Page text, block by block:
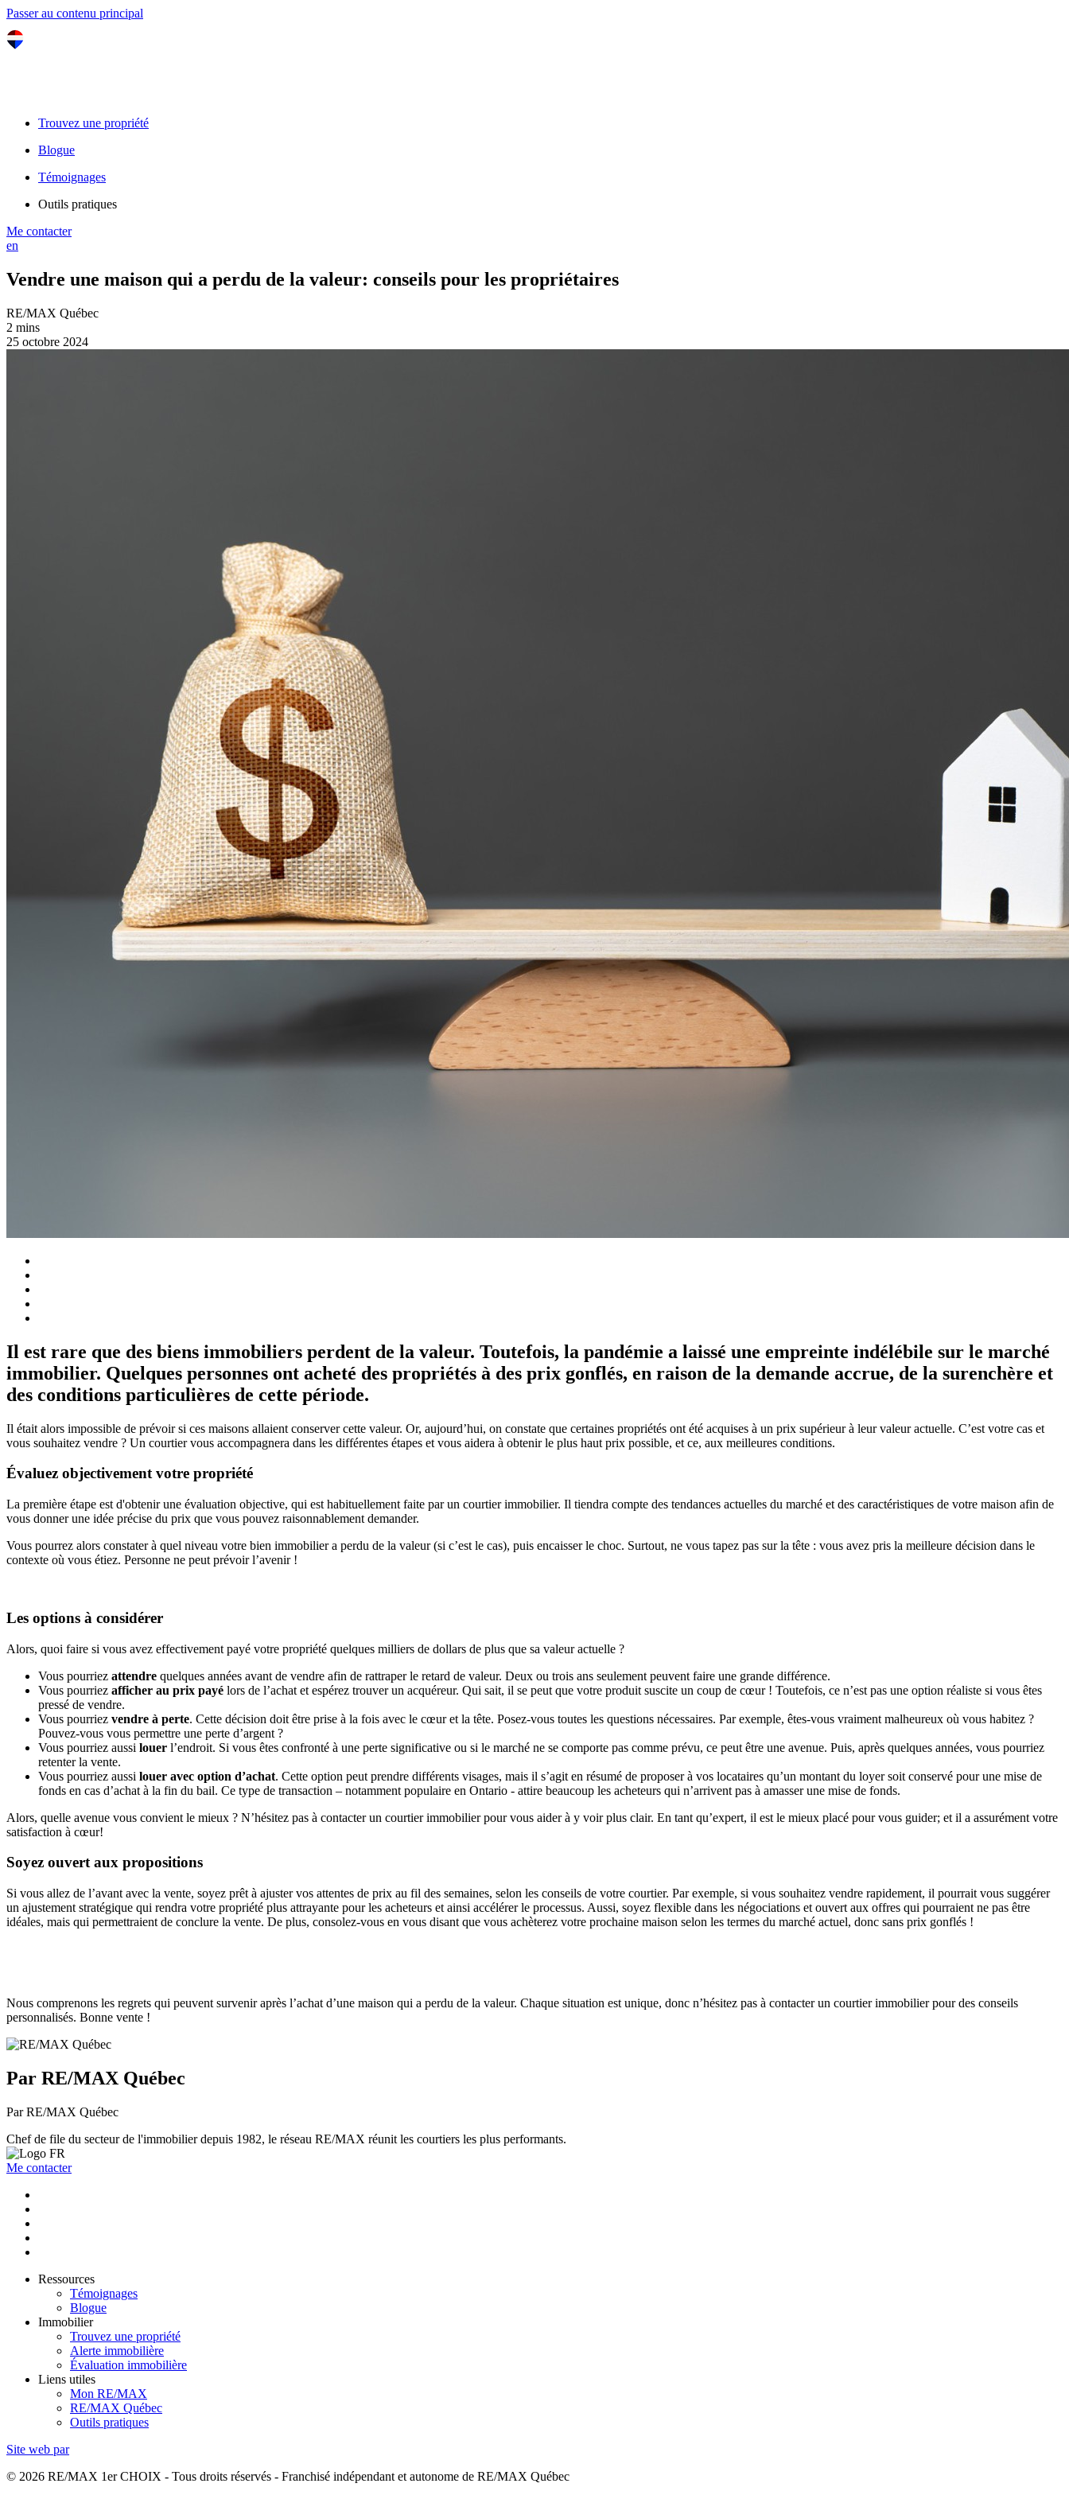
Passer au contenu principal
Trouvez une propriété
Blogue
Témoignages
Outils pratiques
Me contacter
en
Vendre une maison qui a perdu de la valeur: conseils pour les propriétaires
RE/MAX Québec
2 mins
25 octobre 2024
Il est rare que des biens immobiliers perdent de la valeur. Toutefois, la pandémie a laissé une empreinte indélébile sur le marché
immobilier. Quelques personnes ont acheté des propriétés à des prix gonflés, en raison de la demande accrue, de la surenchère et
des conditions particulières de cette période.
Il était alors impossible de prévoir si ces maisons allaient conserver cette valeur. Or, aujourd’hui, on constate que certaines propriétés ont été acquises à un prix supérieur à leur valeur actuelle. C’est votre cas et
vous souhaitez vendre ? Un courtier vous accompagnera dans les différentes étapes et vous aidera à obtenir le plus haut prix possible, et ce, aux meilleures conditions.
Évaluez objectivement votre propriété
La première étape est d'obtenir une évaluation objective, qui est habituellement faite par un courtier immobilier. Il tiendra compte des tendances actuelles du marché et des caractéristiques de votre maison afin de
vous donner une idée précise du prix que vous pouvez raisonnablement demander.
Vous pourrez alors constater à quel niveau votre bien immobilier a perdu de la valeur (si c’est le cas), puis encaisser le choc. Surtout, ne vous tapez pas sur la tête : vous avez pris la meilleure décision dans le
contexte où vous étiez. Personne ne peut prévoir l’avenir !
Les options à considérer
Alors, quoi faire si vous avez effectivement payé votre propriété quelques milliers de dollars de plus que sa valeur actuelle ?
Vous pourriez attendre quelques années avant de vendre afin de rattraper le retard de valeur. Deux ou trois ans seulement peuvent faire une grande différence.
Vous pourriez afficher au prix payé lors de l’achat et espérez trouver un acquéreur. Qui sait, il se peut que votre produit suscite un coup de cœur ! Toutefois, ce n’est pas une option réaliste si vous êtes
pressé de vendre.
Vous pourriez vendre à perte. Cette décision doit être prise à la fois avec le cœur et la tête. Posez-vous toutes les questions nécessaires. Par exemple, êtes-vous vraiment malheureux où vous habitez ?
Pouvez-vous vous permettre une perte d’argent ?
Vous pourriez aussi louer l’endroit. Si vous êtes confronté à une perte significative ou si le marché ne se comporte pas comme prévu, ce peut être une avenue. Puis, après quelques années, vous pourriez
retenter la vente.
Vous pourriez aussi louer avec option d’achat. Cette option peut prendre différents visages, mais il s’agit en résumé de proposer à vos locataires qu’un montant du loyer soit conservé pour une mise de
fonds en cas d’achat à la fin du bail. Ce type de transaction – notamment populaire en Ontario - attire beaucoup les acheteurs qui n’arrivent pas à amasser une mise de fonds.
Alors, quelle avenue vous convient le mieux ? N’hésitez pas à contacter un courtier immobilier pour vous aider à y voir plus clair. En tant qu’expert, il est le mieux placé pour vous guider; et il a assurément votre
satisfaction à cœur!
Soyez ouvert aux propositions
Si vous allez de l’avant avec la vente, soyez prêt à ajuster vos attentes de prix au fil des semaines, selon les conseils de votre courtier. Par exemple, si vous souhaitez vendre rapidement, il pourrait vous suggérer
un ajustement stratégique qui rendra votre propriété plus attrayante pour les acheteurs et ainsi accélérer le processus. Aussi, soyez flexible dans les négociations et ouvert aux offres qui pourraient ne pas être
idéales, mais qui permettraient de conclure la vente. De plus, consolez-vous en vous disant que vous achèterez votre prochaine maison selon les termes du marché actuel, donc sans prix gonflés !
Nous comprenons les regrets qui peuvent survenir après l’achat d’une maison qui a perdu de la valeur. Chaque situation est unique, donc n’hésitez pas à contacter un courtier immobilier pour des conseils
personnalisés. Bonne vente !
Par RE/MAX Québec
Par RE/MAX Québec
Chef de file du secteur de l'immobilier depuis 1982, le réseau RE/MAX réunit les courtiers les plus performants.
Me contacter
Ressources
Témoignages
Blogue
Immobilier
Trouvez une propriété
Alerte immobilière
Évaluation immobilière
Liens utiles
Mon RE/MAX
RE/MAX Québec
Outils pratiques
Site web par
© 2026 RE/MAX 1er CHOIX - Tous droits réservés - Franchisé indépendant et autonome de RE/MAX Québec